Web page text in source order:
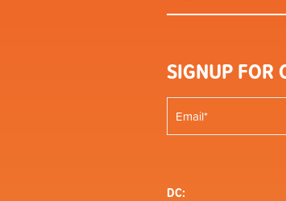
SIGNUP FOR
DC: